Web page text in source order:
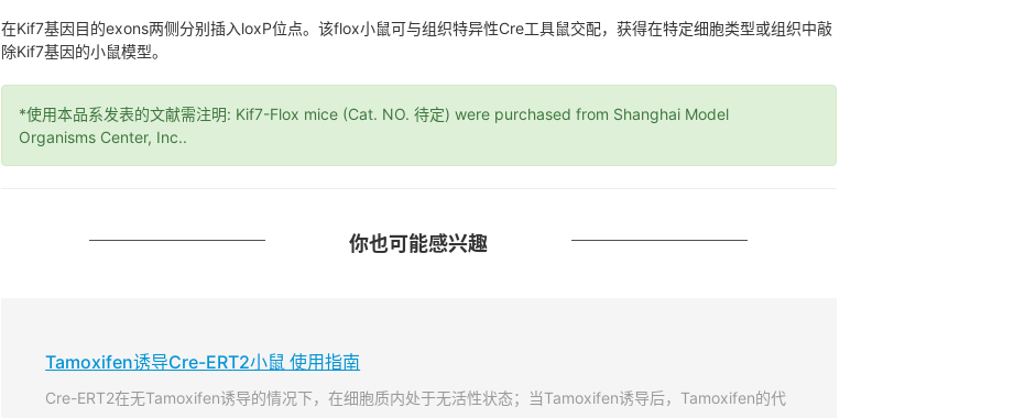
在Kif7基因目的exons两侧分别插入loxP位点。该flox小鼠可与组织特异性Cre工具鼠交配，获得在特定细胞类型或组织中敲
除Kif7基因的小鼠模型。
*使用本品系发表的文献需注明: Kif7-Flox mice (Cat. NO. 待定) were purchased from Shanghai Model
Organisms Center, Inc..
你也可能感兴趣
Tamoxifen诱导Cre-ERT2小鼠 使用指南
Cre-ERT2在无Tamoxifen诱导的情况下，在细胞质内处于无活性状态；当Tamoxifen诱导后，Tamoxifen的代